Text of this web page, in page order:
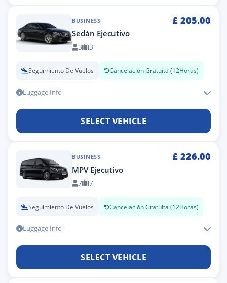
BUSINESS £ 205.00
Sedán Ejecutivo
3 3
Seguimiento De Vuelos Cancelación Gratuita (12Horas)
Luggage Info
SELECT VEHICLE
BUSINESS £ 226.00
MPV Ejecutivo
7 7
Seguimiento De Vuelos Cancelación Gratuita (12Horas)
Luggage Info
SELECT VEHICLE